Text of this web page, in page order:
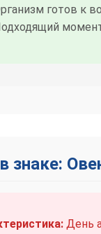
готов к
знаке:
День